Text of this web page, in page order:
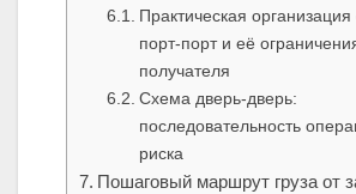
Практическая
порт‑порт и её
получателя
Схема дверь‑дверь:
последовательность
риска
Пошаговый маршрут груза от